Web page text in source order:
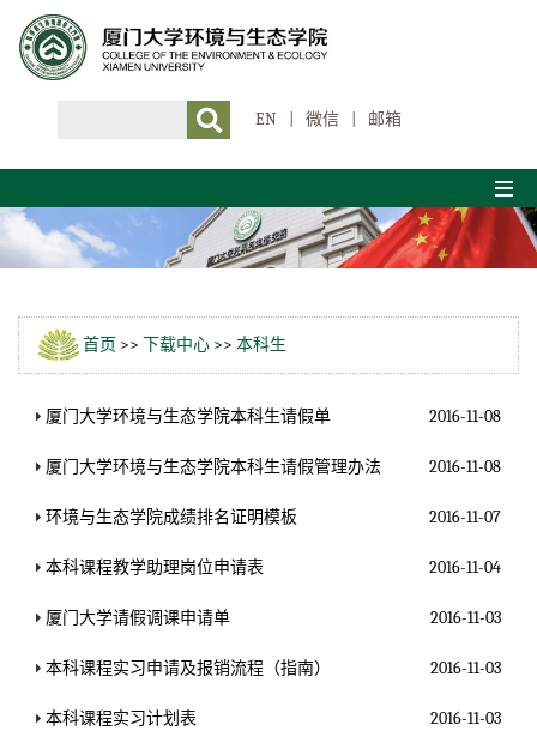
EN 微信 邮箱
首页 >> 下载中心 >> 本科生
厦门大学环境与生态学院本科生请假单 2016-11-08
厦门大学环境与生态学院本科生请假管理办法 2016-11-08
环境与生态学院成绩排名证明模板 2016-11-07
本科课程教学助理岗位申请表 2016-11-04
厦门大学请假调课申请单 2016-11-03
本科课程实习申请及报销流程（指南） 2016-11-03
本科课程实习计划表 2016-11-03